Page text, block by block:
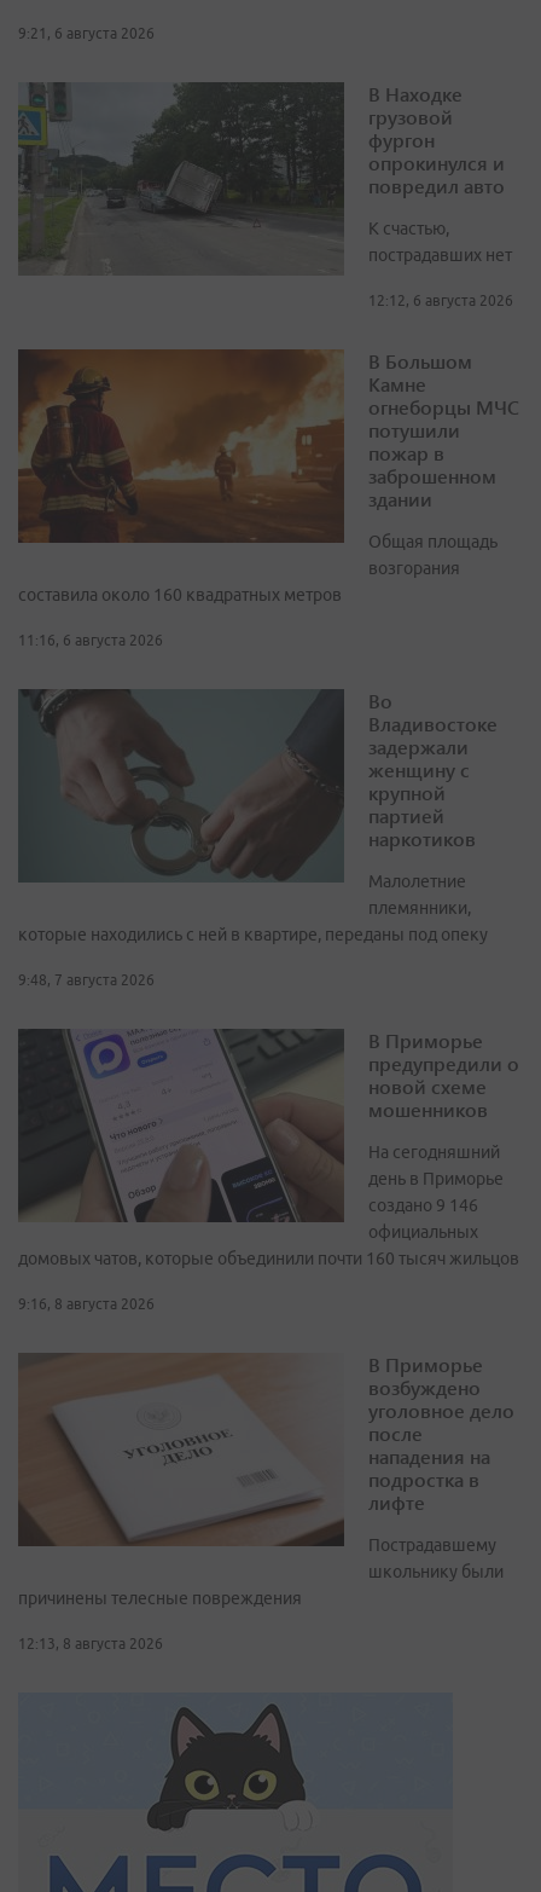
9:21, 6 августа 2026
В Находке
грузовой
фургон
опрокинулся и
повредил авто
К счастью,
пострадавших нет
12:12, 6 августа 2026
В Большом
Камне
огнеборцы МЧС
потушили
пожар в
заброшенном
здании
Общая площадь
возгорания
составила около 160 квадратных метров
11:16, 6 августа 2026
Во
Владивостоке
задержали
женщину с
крупной
партией
наркотиков
Малолетние
племянники,
которые находились с ней в квартире, переданы под опеку
9:48, 7 августа 2026
В Приморье
предупредили о
новой схеме
мошенников
На сегодняшний
день в Приморье
создано 9 146
официальных
домовых чатов, которые объединили почти 160 тысяч жильцов
9:16, 8 августа 2026
В Приморье
возбуждено
уголовное дело
после
нападения на
подростка в
лифте
Пострадавшему
школьнику были
причинены телесные повреждения
12:13, 8 августа 2026